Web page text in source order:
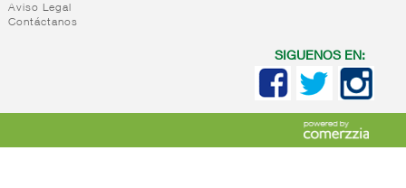
Aviso Legal
Contáctanos
SIGUENOS EN: